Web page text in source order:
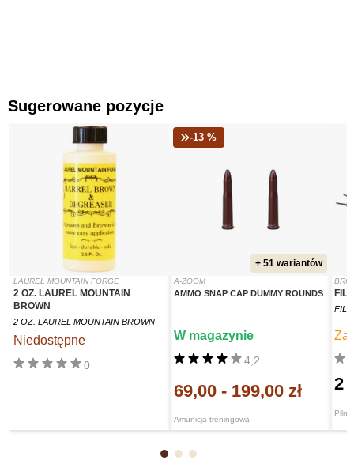
Sugerowane pozycje
LAUREL MOUNTAIN FORGE
2 OZ. LAUREL MOUNTAIN
BROWN
2 OZ. LAUREL MOUNTAIN BROWN
0
Niedostępne
-13 %
+ 51 wariantów
A-ZOOM
AMMO SNAP CAP DUMMY ROUNDS
Amunicja treningowa
4,2
W magazynie
69,00 - 199,00 zł
FILE
Pilniki
2